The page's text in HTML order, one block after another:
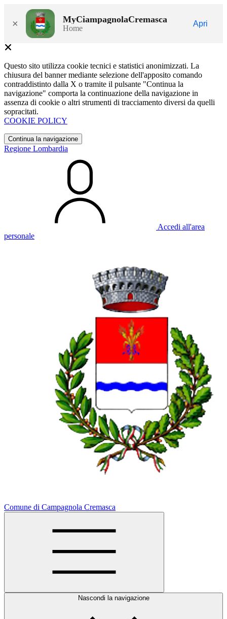
× MyCiampagnolaCremasca
Home
Apri
Questo sito utilizza cookie tecnici e statistici anonimizzati. La
chiusura del banner mediante selezione dell'apposito comando
contraddistinto dalla X o tramite il pulsante "Continua la
navigazione" comporta la continuazione della navigazione in
assenza di cookie o altri strumenti di tracciamento diversi da quelli
sopracitati.
COOKIE POLICY
Continua la navigazione
Regione Lombardia
Accedi all'area
personale
Comune di Campagnola Cremasca
Nascondi la navigazione